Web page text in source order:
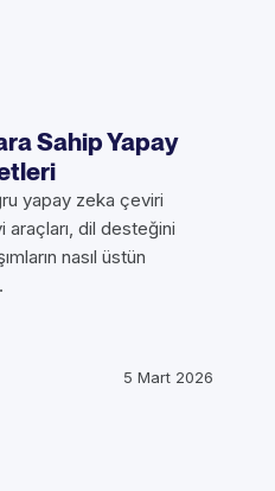
Sahip Yapay
yapay zeka çeviri
dil desteğini
nasıl üstün
5 Mart 2026